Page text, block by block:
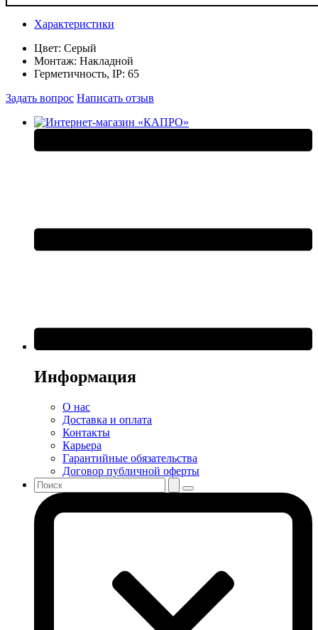
Характеристики
Цвет: Серый
Монтаж: Накладной
Герметичность, IP: 65
Задать вопрос Написать отзыв
Информация
О нас
Доставка и оплата
Контакты
Карьера
Гарантийные обязательства
Договор публичной оферты